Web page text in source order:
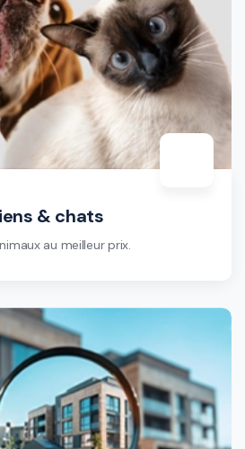
& chats
au meilleur prix.